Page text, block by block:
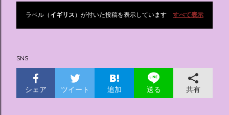
投ラベル（ イギリス ）が付いた投稿を表示しています すべて表示
SNS
シェア ツイート 追加 送る 共有